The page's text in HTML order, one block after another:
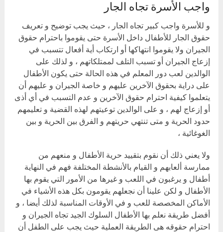
واجب الأسرة تجاه الجار
و للأسرة واجب كبير تجاه الجار ، حيث يجب توضيح و تعريف
حقوق الجار للأطفال داخل الأسرة حتى يقوموا باحترام حقوق
الجيران ولا يقوموا انتهاكها أو ارتكاب أية أفعال تتسبب في
إزعاج الجيران أو تسبب التلف لممتلكاتهم ، و لذلك على
الوالدين لعب دور المعلم في هذه الحالة حتى يكون الأطفال
على دراية بحقوق الآخرين عليهم و خاصة الجيران و عليهم أن
يتعلموا كيفية احترام حقوق الآخرين و عدم التسبب في أي أذى
أو إزعاج لهم ، و على الوالدين توعيتهم لهذه القضية و تعليمهم
حدود الحرية و متى تنتهي حريتهم و الفرق بين الحرية و بين
الغوغائية ،
ولا يعني ذلك أن نقوم بتقييد حرية الأطفال و منعهم من
ممارسة ألعابهم و القيام بالأنشطة المختلفة فهم في النهاية
أطفال و يرغبون في اللعب و غيرها من الأمور التي يقوم بها
الأطفال و لكن علينا أن نجعلهم يقومون بكل هذه الأشياء في
الأماكن المخصصة للعب و في الأوقات المناسبة لذلك أيضا ، و
أفضل طريقة نعلم بها الأطفال السلوك الجيد تجاه الجيران و
احترام حقوقه هى الطريقة العملية حيث يجب على الطفل أن